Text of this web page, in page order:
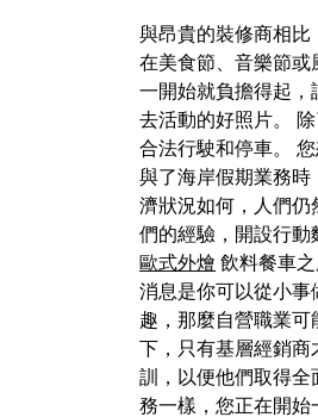
與昂貴的裝修商相比
在美食節、音樂節或
一開始就負擔得起，
去活動的好照片。
合法行駛和停車。
與了海岸假期業務時
濟狀況如何，人們仍
們的經驗，開設行動
歐式外燴 飲料餐車
消息是你可以從小事
趣，那麼自營職業
下，只有基層經銷商
訓，以便他們取得全
務一樣，您正在開始